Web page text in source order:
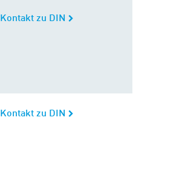
Kontakt zu DIN
Kontakt zu DIN